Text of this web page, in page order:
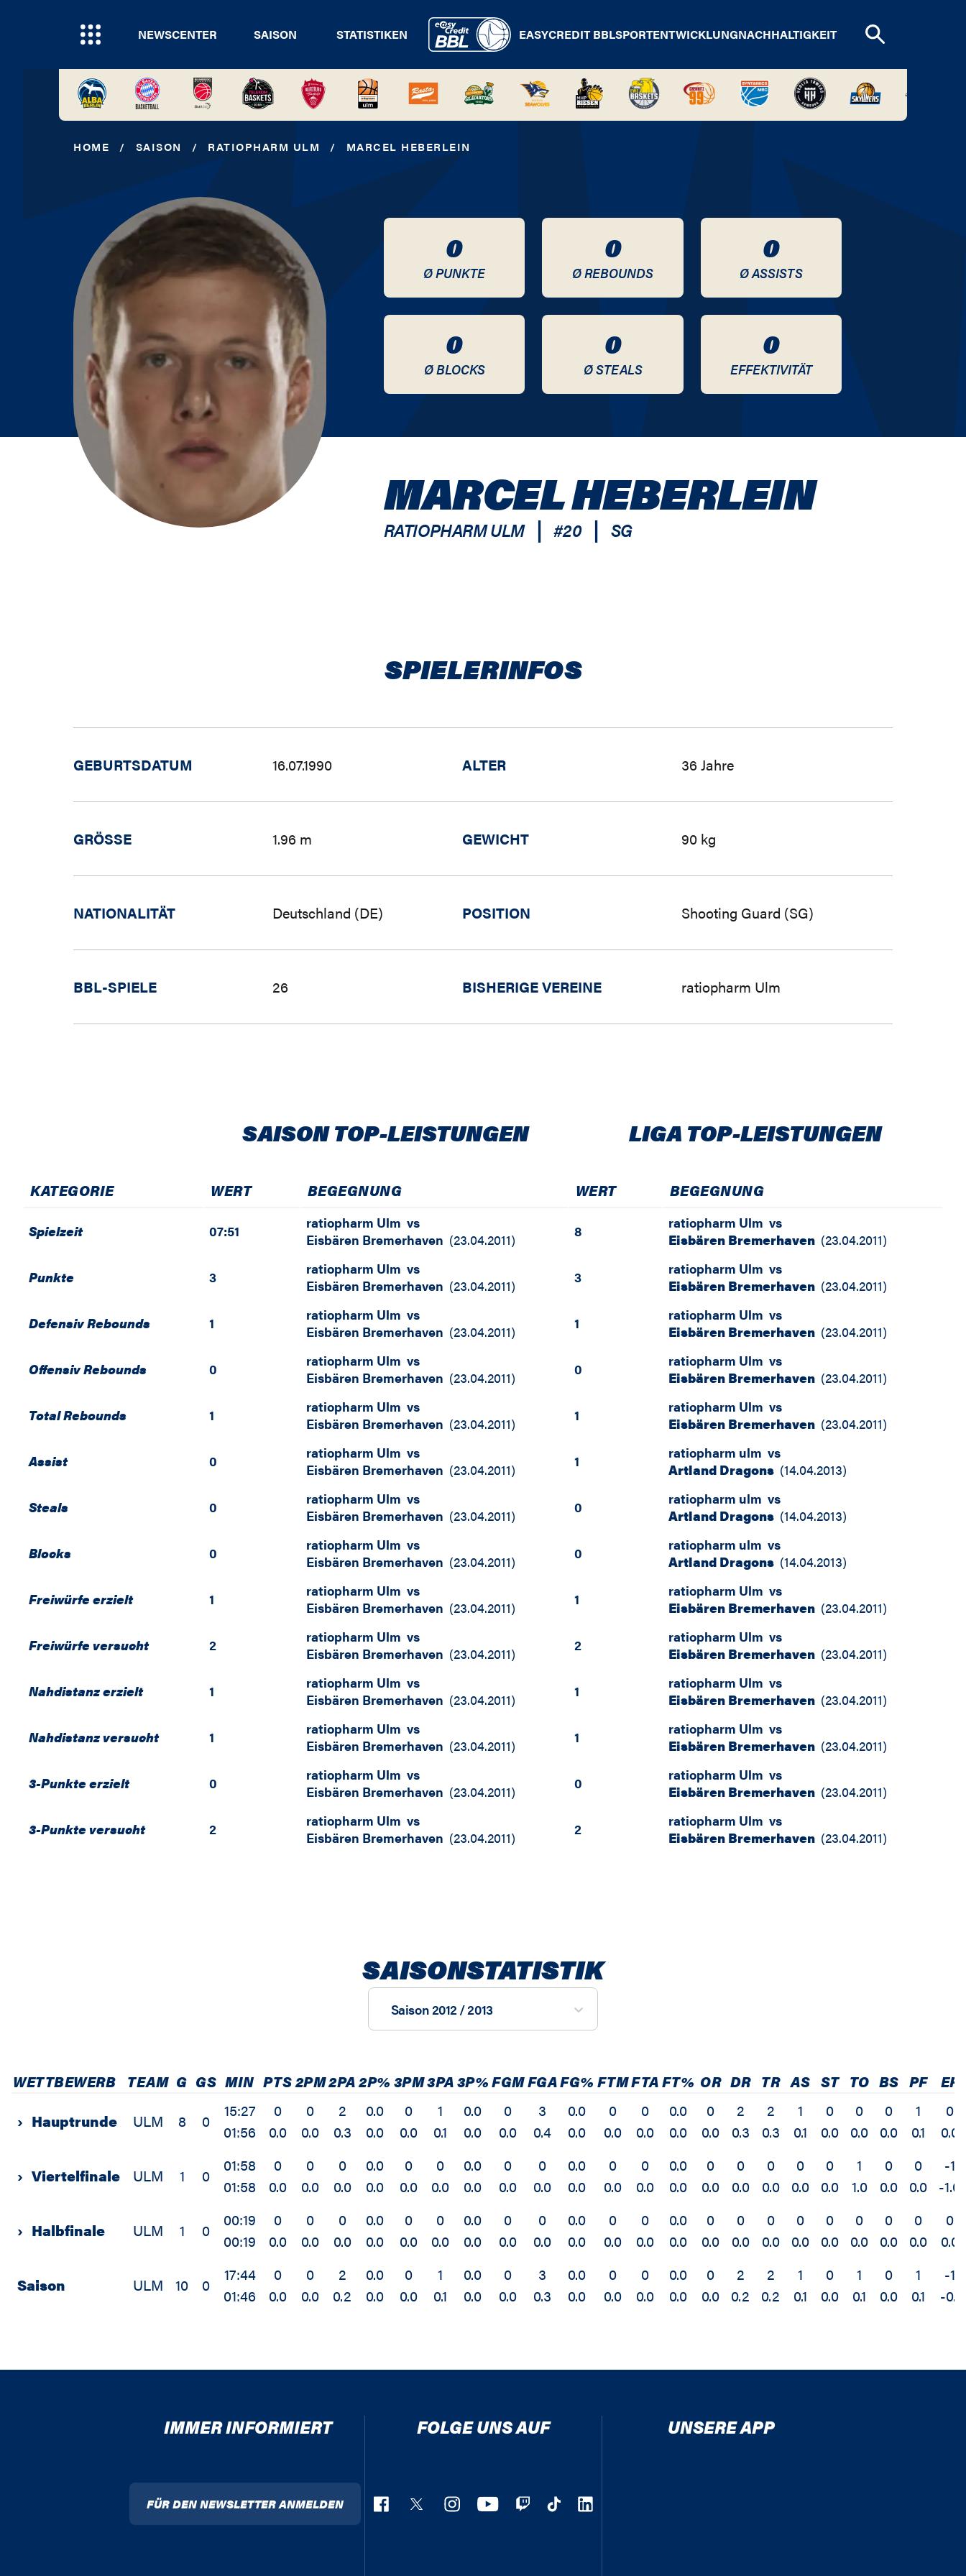
NEWSCENTER SAISON STATISTIKEN EASYCREDIT BBLSPORTENTWICKLUNGNACHHALTIGKEIT
HOME / SAISON / RATIOPHARM ULM / MARCEL HEBERLEIN
0
Ø PUNKTE
0
Ø REBOUNDS
0
Ø ASSISTS
0
Ø BLOCKS
0
Ø STEALS
0
EFFEKTIVITÄT
MARCEL HEBERLEIN
RATIOPHARM ULM | #20 | SG
SPIELERINFOS
GEBURTSDATUM 16.07.1990 ALTER 36 Jahre
GRÖSSE 1.96 m GEWICHT 90 kg
NATIONALITÄT Deutschland (DE) POSITION Shooting Guard (SG)
BBL-SPIELE 26 BISHERIGE VEREINE ratiopharm Ulm
SAISON TOP-LEISTUNGEN LIGA TOP-LEISTUNGEN
KATEGORIE WERT BEGEGNUNG WERT BEGEGNUNG
Spielzeit 07:51 ratiopharm Ulm vs
Eisbären Bremerhaven (23.04.2011) 8 ratiopharm Ulm vs
Eisbären Bremerhaven (23.04.2011)
Punkte 3 ratiopharm Ulm vs
Eisbären Bremerhaven (23.04.2011) 3 ratiopharm Ulm vs
Eisbären Bremerhaven (23.04.2011)
Defensiv Rebounds 1 ratiopharm Ulm vs
Eisbären Bremerhaven (23.04.2011) 1 ratiopharm Ulm vs
Eisbären Bremerhaven (23.04.2011)
Offensiv Rebounds 0 ratiopharm Ulm vs
Eisbären Bremerhaven (23.04.2011) 0 ratiopharm Ulm vs
Eisbären Bremerhaven (23.04.2011)
Total Rebounds 1 ratiopharm Ulm vs
Eisbären Bremerhaven (23.04.2011) 1 ratiopharm Ulm vs
Eisbären Bremerhaven (23.04.2011)
Assist 0 ratiopharm Ulm vs
Eisbären Bremerhaven (23.04.2011) 1 ratiopharm ulm vs
Artland Dragons (14.04.2013)
Steals 0 ratiopharm Ulm vs
Eisbären Bremerhaven (23.04.2011) 0 ratiopharm ulm vs
Artland Dragons (14.04.2013)
Blocks 0 ratiopharm Ulm vs
Eisbären Bremerhaven (23.04.2011) 0 ratiopharm ulm vs
Artland Dragons (14.04.2013)
Freiwürfe erzielt 1 ratiopharm Ulm vs
Eisbären Bremerhaven (23.04.2011) 1 ratiopharm Ulm vs
Eisbären Bremerhaven (23.04.2011)
Freiwürfe versucht 2 ratiopharm Ulm vs
Eisbären Bremerhaven (23.04.2011) 2 ratiopharm Ulm vs
Eisbären Bremerhaven (23.04.2011)
Nahdistanz erzielt 1 ratiopharm Ulm vs
Eisbären Bremerhaven (23.04.2011) 1 ratiopharm Ulm vs
Eisbären Bremerhaven (23.04.2011)
Nahdistanz versucht 1 ratiopharm Ulm vs
Eisbären Bremerhaven (23.04.2011) 1 ratiopharm Ulm vs
Eisbären Bremerhaven (23.04.2011)
3-Punkte erzielt 0 ratiopharm Ulm vs
Eisbären Bremerhaven (23.04.2011) 0 ratiopharm Ulm vs
Eisbären Bremerhaven (23.04.2011)
3-Punkte versucht 2 ratiopharm Ulm vs
Eisbären Bremerhaven (23.04.2011) 2 ratiopharm Ulm vs
Eisbären Bremerhaven (23.04.2011)
SAISONSTATISTIK
Saison 2012 / 2013
WETTBEWERB TEAM G GS MIN PTS2PM2PA2P% 3PM3PA3P%FGMFGAFG% FTMFTAFT% OR DR TR AS ST TO BS PF
EF
› Hauptrunde ULM 8 0
15:27
01:56
0
0.0
0
0.0
2
0.3
0.0
0.0
0
0.0
1
0.1
0.0
0.0
0
0.0
3
0.4
0.0
0.0
0
0.0
0
0.0
0.0
0.0
0
0.0
2
0.3
2
0.3
1
0.1
0
0.0
0
0.0
0
0.0
1
0.1
0
0.0
› Viertelfinale ULM 1 0
01:58
01:58
0
0.0
0
0.0
0
0.0
0.0
0.0
0
0.0
0
0.0
0.0
0.0
0
0.0
0
0.0
0.0
0.0
0
0.0
0
0.0
0.0
0.0
0
0.0
0
0.0
0
0.0
0
0.0
0
0.0
1
1.0
0
0.0
0
0.0
-1
-1.0
› Halbfinale ULM 1 0
00:19
00:19
0
0.0
0
0.0
0
0.0
0.0
0.0
0
0.0
0
0.0
0.0
0.0
0
0.0
0
0.0
0.0
0.0
0
0.0
0
0.0
0.0
0.0
0
0.0
0
0.0
0
0.0
0
0.0
0
0.0
0
0.0
0
0.0
0
0.0
0
0.0
Saison ULM 10 0
17:44
01:46
0
0.0
0
0.0
2
0.2
0.0
0.0
0
0.0
1
0.1
0.0
0.0
0
0.0
3
0.3
0.0
0.0
0
0.0
0
0.0
0.0
0.0
0
0.0
2
0.2
2
0.2
1
0.1
0
0.0
1
0.1
0
0.0
1
0.1
-1
-0.1
IMMER INFORMIERT
FÜR DEN NEWSLETTER ANMELDEN
FOLGE UNS AUF UNSERE APP